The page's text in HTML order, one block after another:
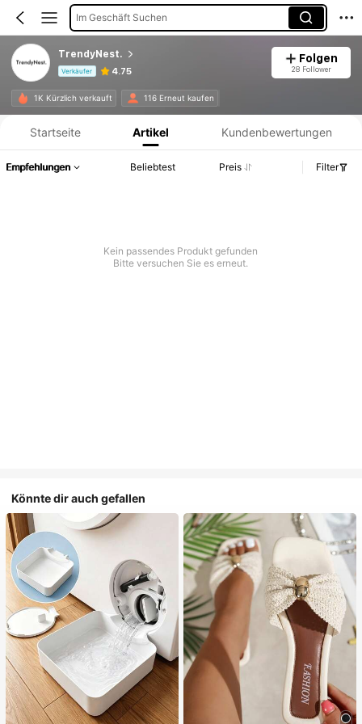
Im Geschäft Suchen
TrendyNest.
Verkäufer 4.75
Folgen
28 Follower
1K Kürzlich verkauft 116 Erneut kaufen
Produktinformation: Preisangabe, Verkaufs- und Lagerbestandsdetails.
Startseite Artikel Kundenbewertungen
Empfehlungen Beliebtest Preis Filter
Kein passendes Produkt gefunden
Bitte versuchen Sie es erneut.
Könnte dir auch gefallen